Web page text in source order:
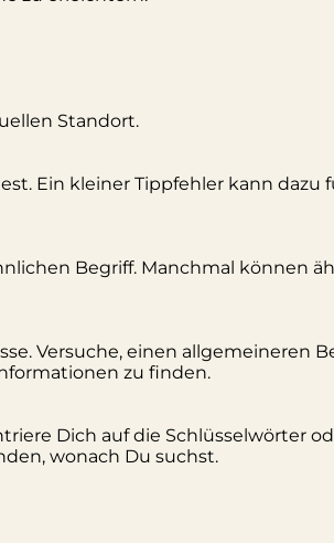
Standort.
Ein kleiner Tippfehler kann dazu
Begriff. Manchmal können
Versuche, einen allgemeineren
zu finden.
Dich auf die Schlüsselwörter
wonach Du suchst.